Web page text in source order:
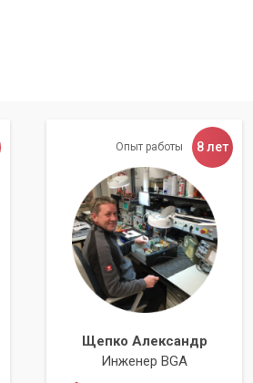
Опыт работы 8 лет
Щепко Александр
Инженер BGA